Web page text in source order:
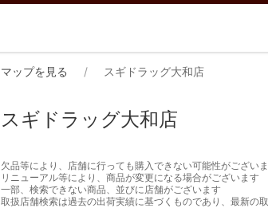
マップを見る スギドラッグ大和店
スギドラッグ大和店
欠品等により、店舗に行っても購入できない可能性がござい
リニューアル等により、商品が変更になる場合がございます
一部、検索できない商品、並びに店舗がございます
取扱店舗検索は過去の出荷実績に基づくものであり、最新の